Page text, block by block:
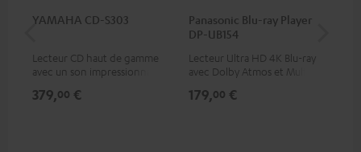
YAMAHA CD-S303
Lecteur CD haut de gamme
avec un son impressionnant
379,00 €
Panasonic Blu-ray Player
DP-UB154
Lecteur Ultra HD 4K Blu-ray
avec Dolby Atmos et Multi
qualité d’image incroyable et
179,00 €